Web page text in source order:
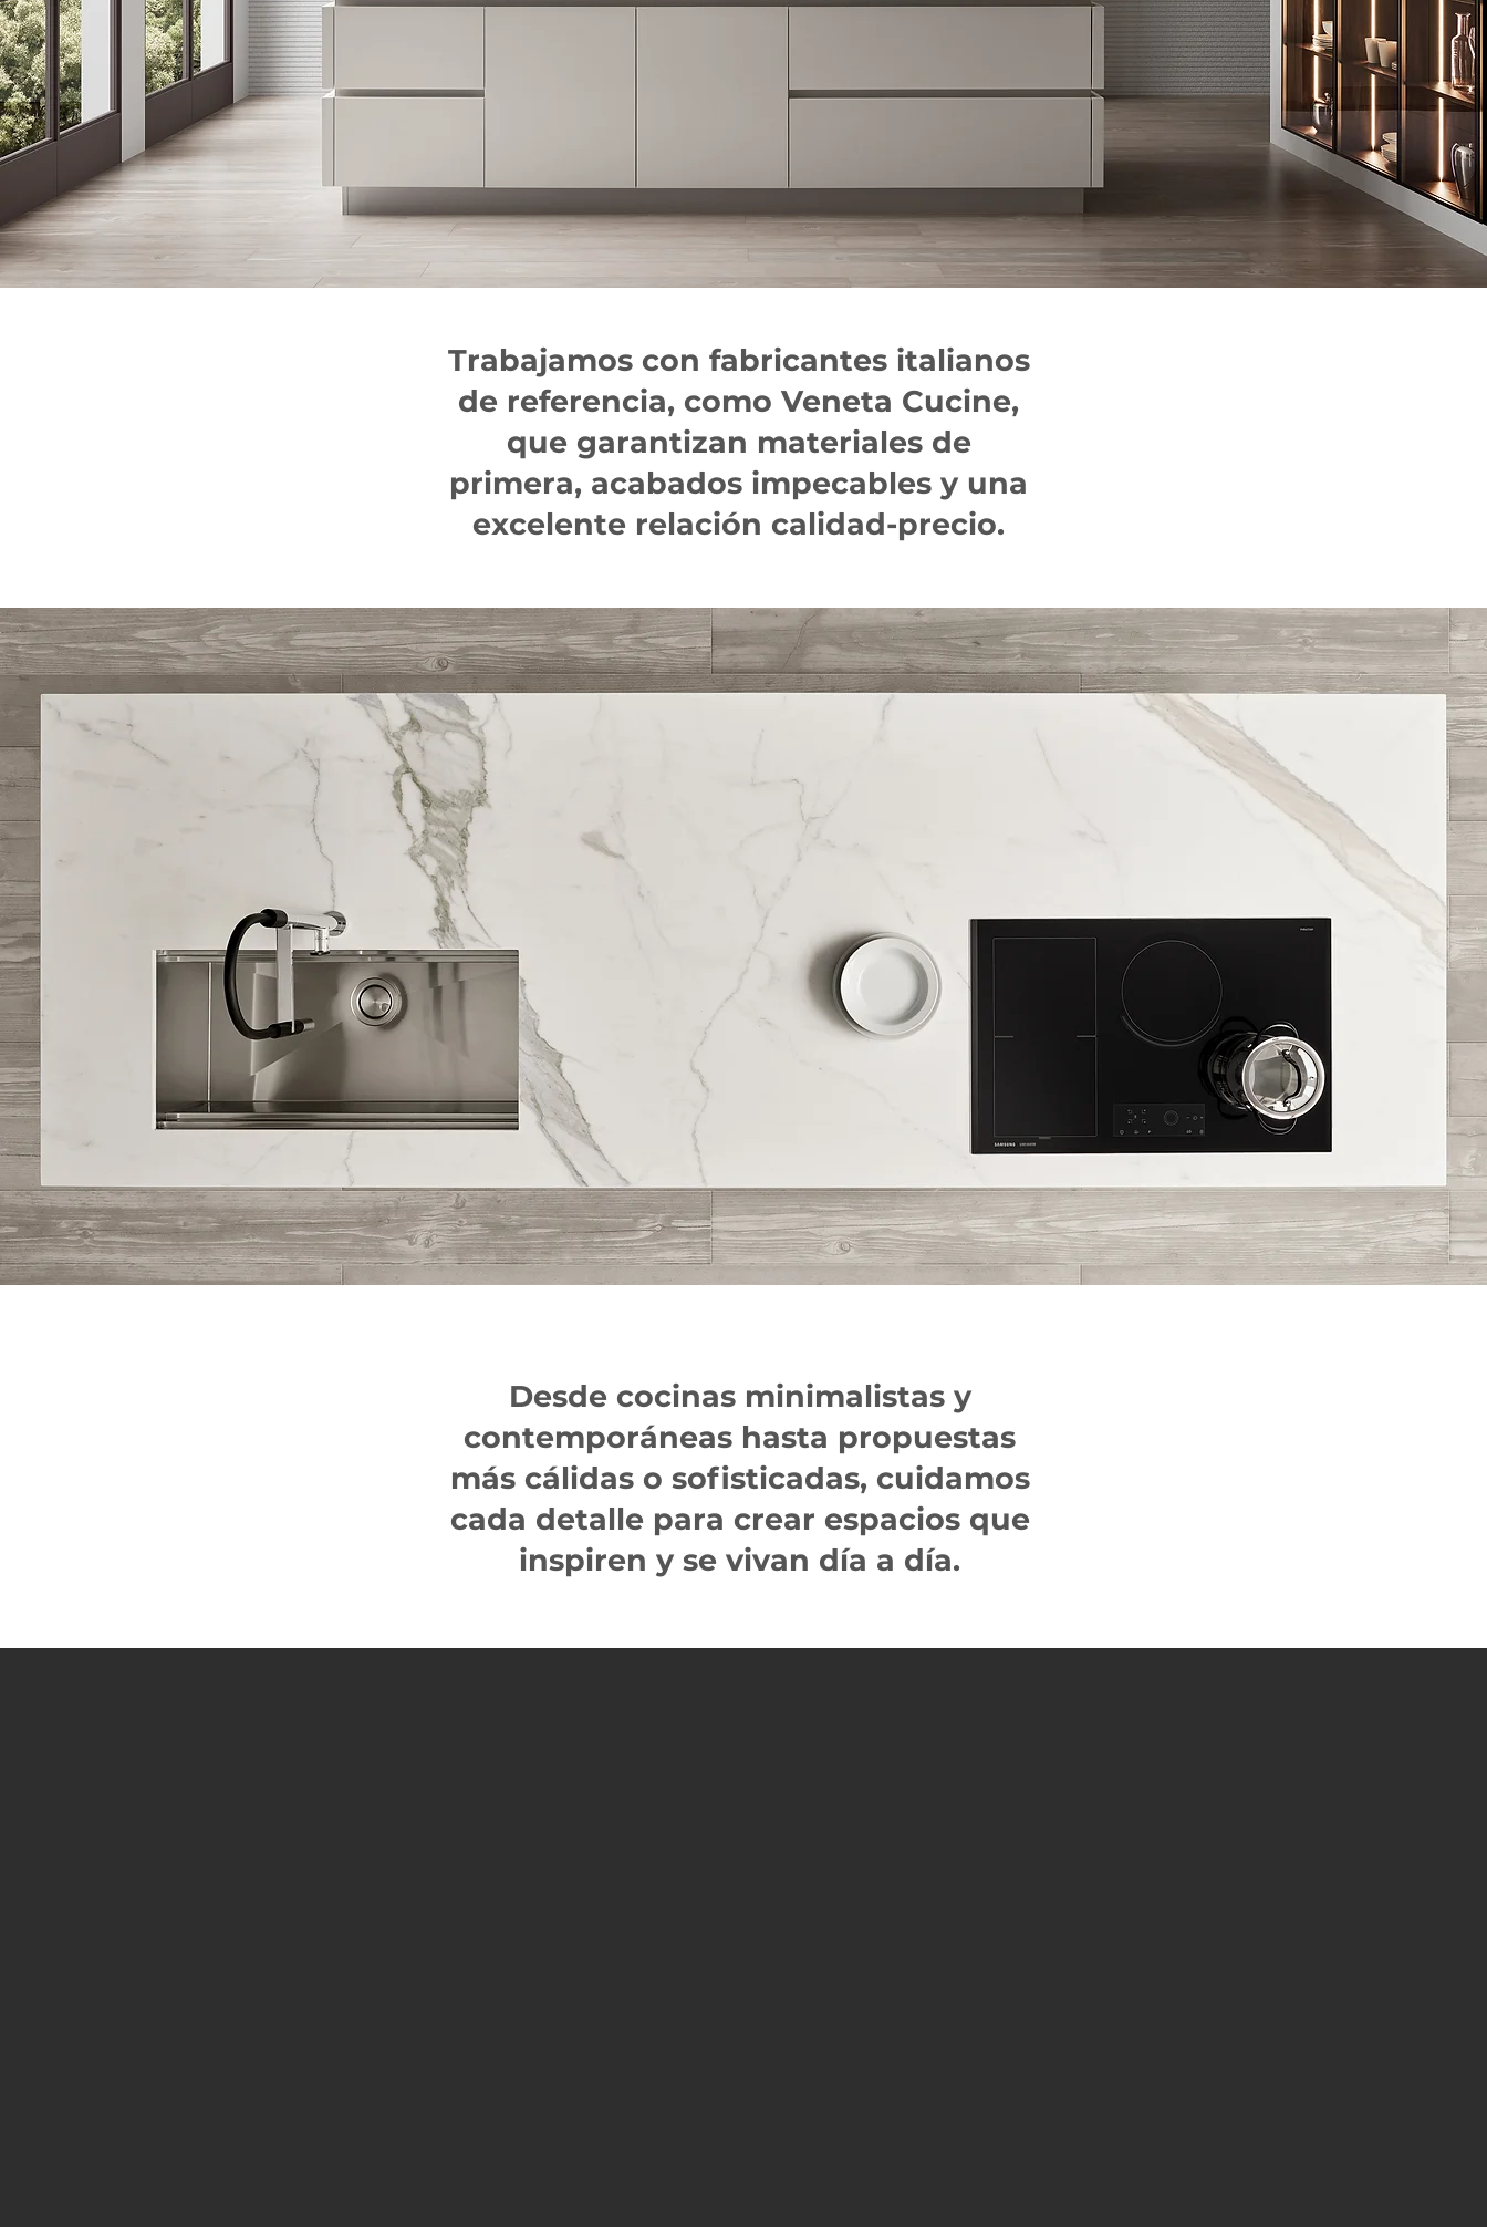
Trabajamos con fabricantes italianos
de referencia, como Veneta Cucine,
que garantizan materiales de
primera, acabados impecables y una
excelente relación calidad-precio.
Desde cocinas minimalistas y
contemporáneas hasta propuestas
más cálidas o sofisticadas, cuidamos
cada detalle para crear espacios que
inspiren y se vivan día a día.